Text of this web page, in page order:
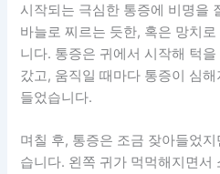
시작되는 극심한 통증에 비명을
바늘로 찌르는 듯한, 혹은 망치
니다. 통증은 귀에서 시작해 턱
갔고, 움직일 때마다 통증이 심
들었습니다.
며칠 후, 통증은 조금 잦아들었
습니다. 왼쪽 귀가 먹먹해지면서